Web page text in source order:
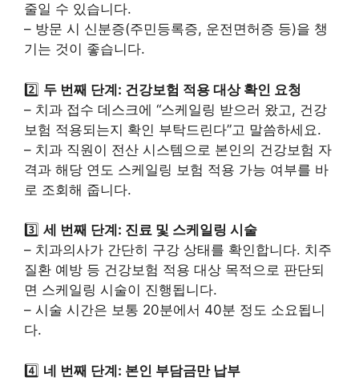
줄일 수 있습니다.
– 방문 시 신분증(주민등록증, 운전면허증 등)을 챙
기는 것이 좋습니다.
2️⃣ 두 번째 단계: 건강보험 적용 대상 확인 요청
– 치과 접수 데스크에 “스케일링 받으러 왔고, 건강
보험 적용되는지 확인 부탁드린다”고 말씀하세요.
– 치과 직원이 전산 시스템으로 본인의 건강보험 자
격과 해당 연도 스케일링 보험 적용 가능 여부를 바
로 조회해 줍니다.
3️⃣ 세 번째 단계: 진료 및 스케일링 시술
– 치과의사가 간단히 구강 상태를 확인합니다. 치주
질환 예방 등 건강보험 적용 대상 목적으로 판단되
면 스케일링 시술이 진행됩니다.
– 시술 시간은 보통 20분에서 40분 정도 소요됩니
다.
4️⃣ 네 번째 단계: 본인 부담금만 납부